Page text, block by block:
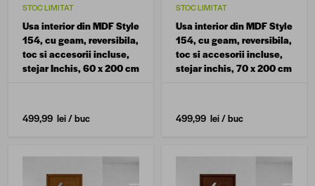
STOC LIMITAT
Usa interior din MDF Style
154, cu geam, reversibila,
toc si accesorii incluse,
stejar Inchis, 60 x 200 cm
499,99 lei/ buc
STOC LIMITAT
Usa interior din MDF Style
154, cu geam, reversibila,
toc si accesorii incluse,
stejar inchis, 70 x 200 cm
499,99 lei/ buc